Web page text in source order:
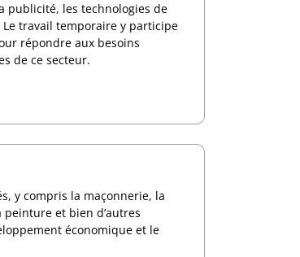
publicité, les technologies de
travail temporaire y participe
répondre aux besoins
de ce secteur.
y compris la maçonnerie, la
et bien d’autres
économique et le